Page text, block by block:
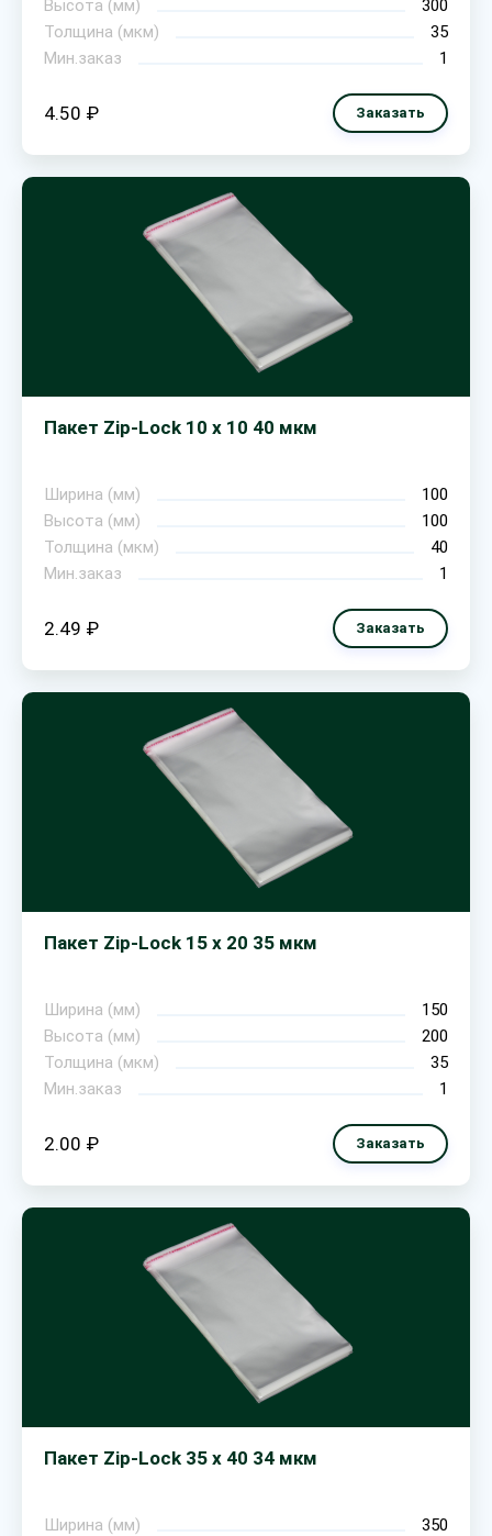
Высота (мм)
300
Толщина (мкм)
35
Мин.заказ
1
4.50 ₽ Заказать
Пакет Zip-Lock 10 х 10 40 мкм
Ширина (мм)
100
Высота (мм)
100
Толщина (мкм)
40
Мин.заказ
1
2.49 ₽ Заказать
Пакет Zip-Lock 15 х 20 35 мкм
Ширина (мм)
150
Высота (мм)
200
Толщина (мкм)
35
Мин.заказ
1
2.00 ₽ Заказать
Пакет Zip-Lock 35 х 40 34 мкм
Ширина (мм)
350